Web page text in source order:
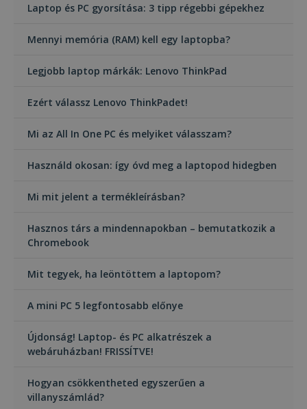
Laptop és PC gyorsítása: 3 tipp régebbi gépekhez
Mennyi memória (RAM) kell egy laptopba?
Legjobb laptop márkák: Lenovo ThinkPad
Ezért válassz Lenovo ThinkPadet!
Mi az All In One PC és melyiket válasszam?
Használd okosan: így óvd meg a laptopod hidegben
Mi mit jelent a termékleírásban?
Hasznos társ a mindennapokban – bemutatkozik a
Chromebook
Mit tegyek, ha leöntöttem a laptopom?
A mini PC 5 legfontosabb előnye
Újdonság! Laptop- és PC alkatrészek a
webáruházban! FRISSÍTVE!
Hogyan csökkentheted egyszerűen a
villanyszámlád?